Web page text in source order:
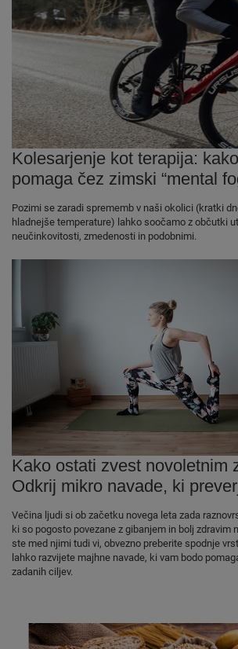
Kolesarjenje kot terapija:
pomaga čez zimski “mental
Pozimi se zaradi sprememb v naši okolici (kratki
hladnejše temperature) lahko soočamo z občutki
neučinkovitosti, zmedenosti in podobnimi.
Kako ostati zvest novoletnim
Odkrij mikro navade, ki
Večina ljudi si ob začetku novega leta zada
ki so pogosto povezane z gibanjem in bolj zdravim
ste med njimi tudi vi, obvezno preberite spodnje
lahko razvijete majhne navade, ki vam bodo
zadanih ciljev.